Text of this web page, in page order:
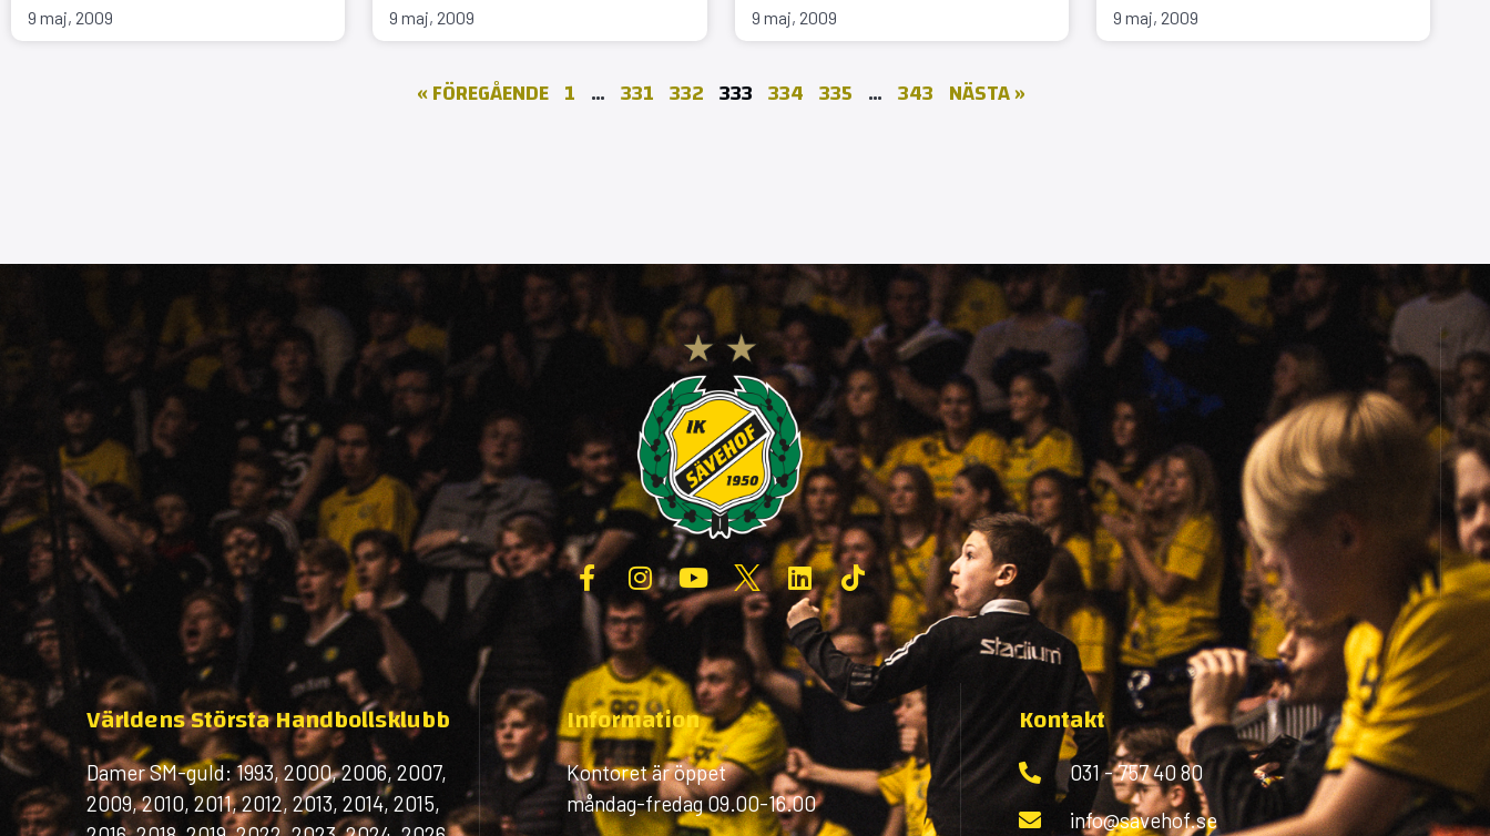
9 maj, 2009 9 maj, 2009 9 maj, 2009 9 maj, 2009
« FÖREGÅENDE 1 … 331 332 333 334 335 … 343 NÄSTA »
Världens Största Handbollsklubb
Damer SM-guld: 1993, 2000, 2006, 2007,
2009, 2010, 2011, 2012, 2013, 2014, 2015,
Information
Kontoret är öppet
måndag-fredag 09.00-16.00
Kontakt
031 - 757 40 80
info@savehof.se